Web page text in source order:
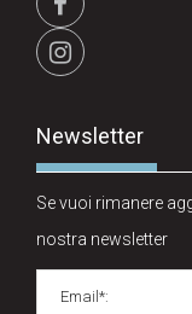
Newsletter
Se vuoi rimanere
nostra newsletter